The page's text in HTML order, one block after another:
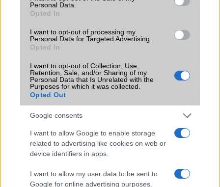
Personal Data.
Opted In
I want to opt-out of processing my
Personal Data for Targeted Advertising.
Opted In
I want to opt-out of Collection, Use,
Retention, Sale, and/or Sharing of my
Personal Data that Is Unrelated with the
Purposes for which it was collected.
Opted Out
Google consents
I want to allow Google to enable storage
related to advertising like cookies on web or
device identifiers in apps.
I want to allow my user data to be sent to
Google for online advertising purposes.
Ezek az AI-funkciói forradalmasítják az iPhone, Mac és
Jön az iOS 17.6.1 frissítés
Az iOS 19 egyik legjobban várt újítása: végre megtudjuk,
meddig tart a töltés
Már csak napok kérdése: ekkor érkezhet az iOS 27
nyilvános bétája
Az iOS 27 jelentősen bővíti az Apple Fordító alkalmazását
– kilenc új nyelv érkezik
Végre ezt is tudja az iPhone naptára: elég leírni, mit